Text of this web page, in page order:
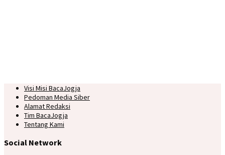
Visi Misi BacaJogja
Pedoman Media Siber
Alamat Redaksi
Tim BacaJogja
Tentang Kami
Social Network